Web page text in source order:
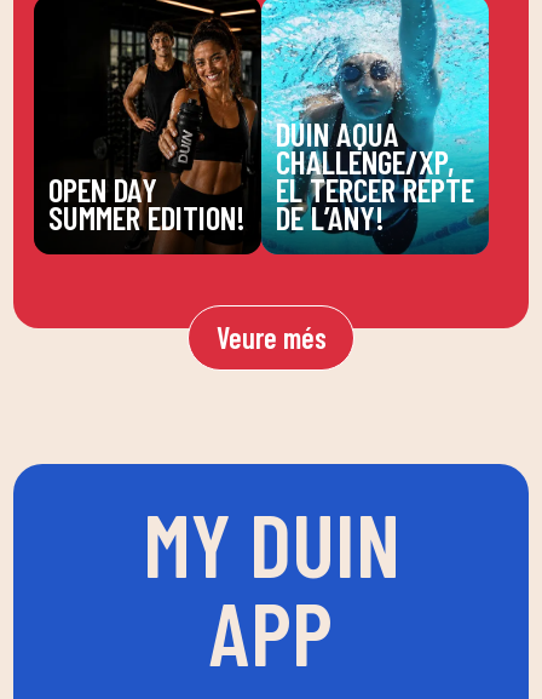
OPEN DAY
SUMMER EDITION!
DUIN AQUA
CHALLENGE/XP,
EL TERCER REPTE
DE L’ANY!
Veure més
MY DUIN
APP